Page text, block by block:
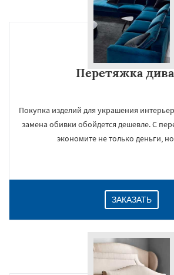
Перетяжка
Покупка изделий для украшения
замена обивки обойдется дешевле. С
экономите не только деньги,
ЗАКАЗАТЬ